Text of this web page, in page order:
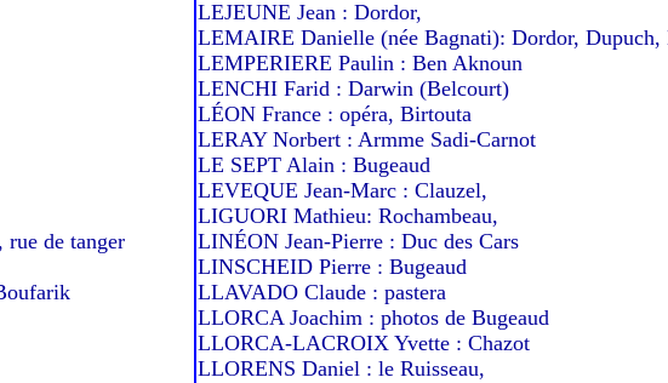
de tanger
LEJEUNE Jean : Dordor,
LEMAIRE Danielle (née Bagnati): Dordor, Dupuch,
LEMPERIERE Paulin : Ben Aknoun
LENCHI Farid : Darwin (Belcourt)
LÉON France : opéra, Birtouta
LERAY Norbert : Armme Sadi-Carnot
LE SEPT Alain : Bugeaud
LEVEQUE Jean-Marc : Clauzel,
LIGUORI Mathieu: Rochambeau,
LINÉON Jean-Pierre : Duc des Cars
LINSCHEID Pierre : Bugeaud
LLAVADO Claude : pastera
LLORCA Joachim : photos de Bugeaud
LLORCA-LACROIX Yvette : Chazot
LLORENS Daniel : le Ruisseau,